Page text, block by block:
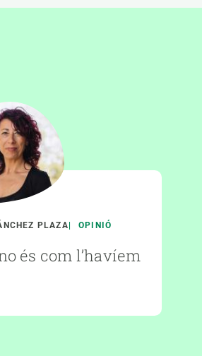
PLAZA OPINIÓ
és com l’havíem